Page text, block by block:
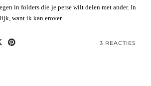
in folders die je perse wilt delen met ander. In
want ik kan erover …
3 REACTIES